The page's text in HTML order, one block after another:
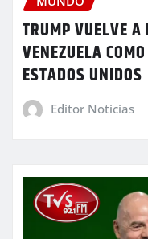
TRUMP VUELVE
VENEZUELA
ESTADOS UNIDOS
Editor Noticias